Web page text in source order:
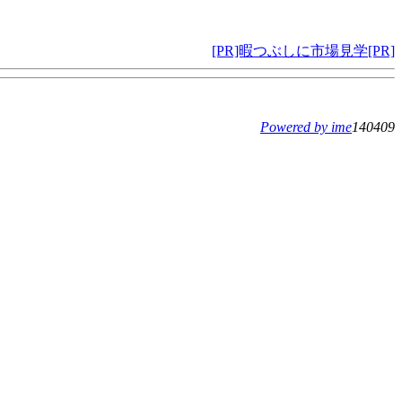
[PR]暇つぶしに市場見学[PR]
Powered by ime140409